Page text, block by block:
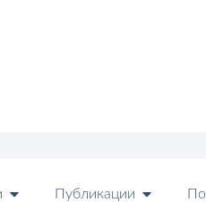
Публикации